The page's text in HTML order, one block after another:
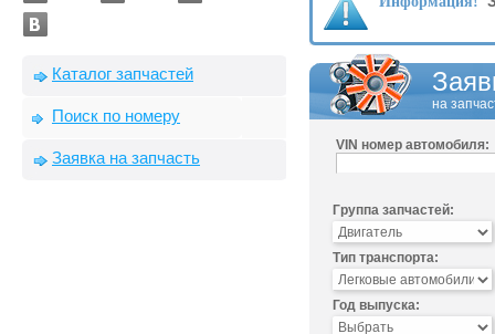
Каталог запчастей
Поиск по номеру
Заявка на запчасть
на
VIN номер автомобиля:
Группа запчастей:
Тип транспорта:
Год выпуска: